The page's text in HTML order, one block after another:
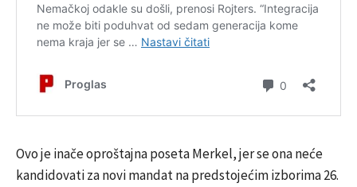
Ovo je inače oproštajna poseta Merkel, jer se ona neće
kandidovati za novi mandat na predstojećim izborima 26.